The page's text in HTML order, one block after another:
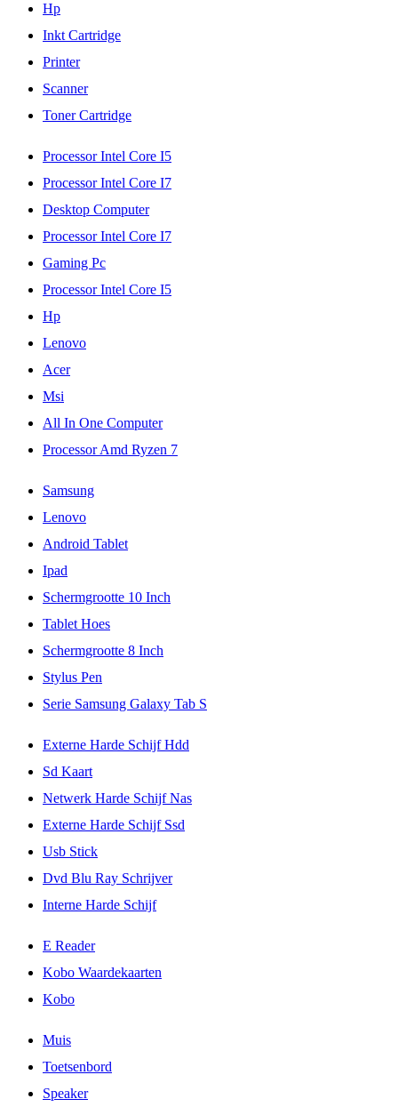
Hp
Inkt Cartridge
Printer
Scanner
Toner Cartridge
Processor Intel Core I5
Processor Intel Core I7
Desktop Computer
Processor Intel Core I7
Gaming Pc
Processor Intel Core I5
Hp
Lenovo
Acer
Msi
All In One Computer
Processor Amd Ryzen 7
Samsung
Lenovo
Android Tablet
Ipad
Schermgrootte 10 Inch
Tablet Hoes
Schermgrootte 8 Inch
Stylus Pen
Serie Samsung Galaxy Tab S
Externe Harde Schijf Hdd
Sd Kaart
Netwerk Harde Schijf Nas
Externe Harde Schijf Ssd
Usb Stick
Dvd Blu Ray Schrijver
Interne Harde Schijf
E Reader
Kobo Waardekaarten
Kobo
Muis
Toetsenbord
Speaker